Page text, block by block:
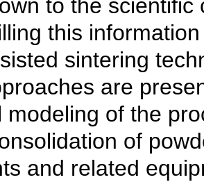
to the
this
sintering
are
modeling of the
of
and related